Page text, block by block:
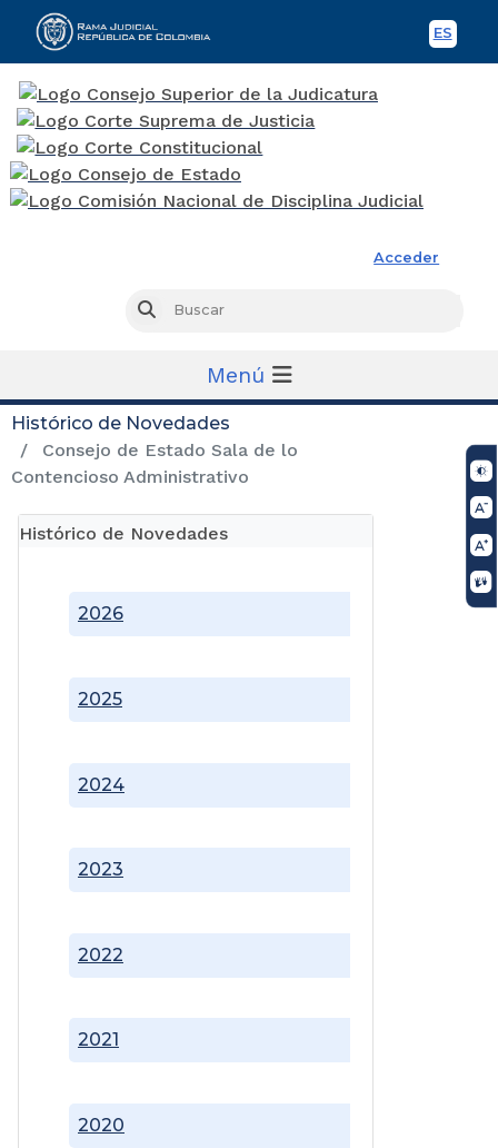
ES
Acceder
Buscar
Menú
Histórico de Novedades
Consejo de Estado Sala de lo
Contencioso Administrativo
Histórico de Novedades
2020
2021
2022
2023
2024
2025
2026